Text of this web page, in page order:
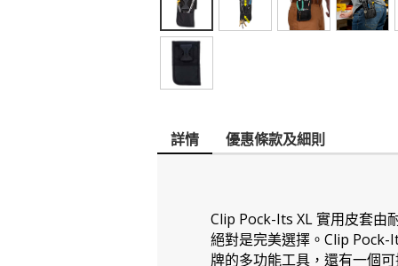
詳情 優惠條款及細則
Clip Pock-Its XL 實用皮套由
絕對是完美選擇。Clip Pock-
牌的多功能工具，還有一個